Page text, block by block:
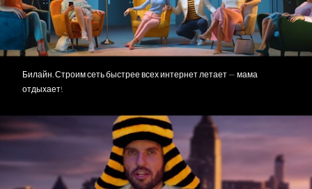
Билайн. Строим сеть быстрее всех интернет летает — мама
отдыхает!